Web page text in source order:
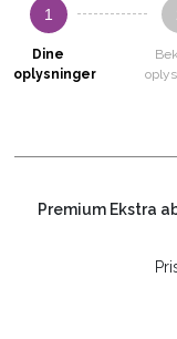
1
Dine
oplysninger
Premium Ekstra